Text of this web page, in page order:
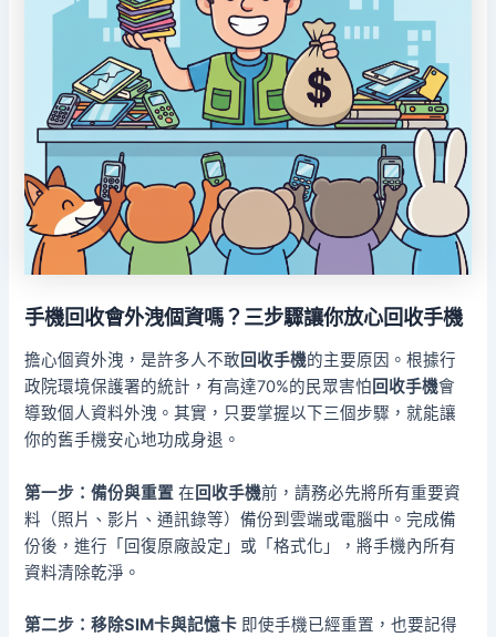
手機回收會外洩個資嗎？三步驟讓你放心回收手機
擔心個資外洩，是許多人不敢 回收手機的主要原因。根據行
政院環境保護署的統計，有高達70%的民眾害怕 回收手機會
導致個人資料外洩。其實，只要掌握以下三個步驟，就能讓
你的舊手機安心地功成身退。
第一步：備份與重置 在 回收手機前，請務必先將所有重要資
料（照片、影片、通訊錄等）備份到雲端或電腦中。完成備
份後，進行「回復原廠設定」或「格式化」，將手機內所有
資料清除乾淨。
第二步：移除SIM卡與記憶卡 即使手機已經重置，也要記得